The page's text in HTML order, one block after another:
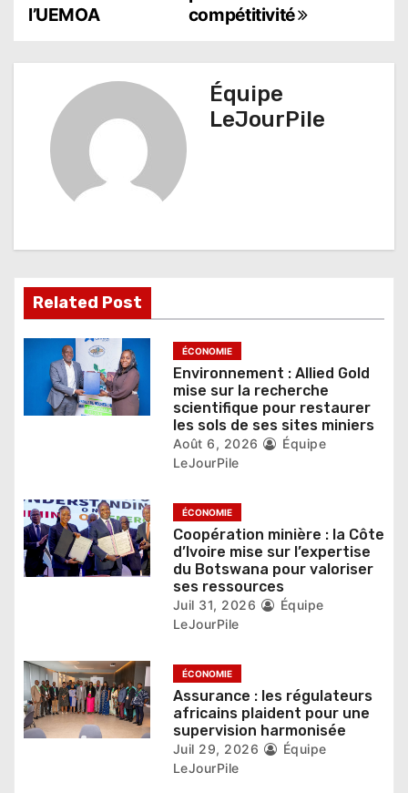
g
a
l
’
r
c
l
e
compétitivité
l’UEMOA
Équipe
LeJourPile
Related Post
ÉCONOMIE
Environnement : Allied Gold
mise sur la recherche
scientifique pour restaurer
les sols de ses sites miniers
Août 6, 2026
Équipe
LeJourPile
ÉCONOMIE
Coopération minière : la Côte
d’Ivoire mise sur l’expertise
du Botswana pour valoriser
ses ressources
Juil 31, 2026
Équipe
LeJourPile
ÉCONOMIE
Assurance : les régulateurs
africains plaident pour une
supervision harmonisée
Juil 29, 2026
Équipe
LeJourPile